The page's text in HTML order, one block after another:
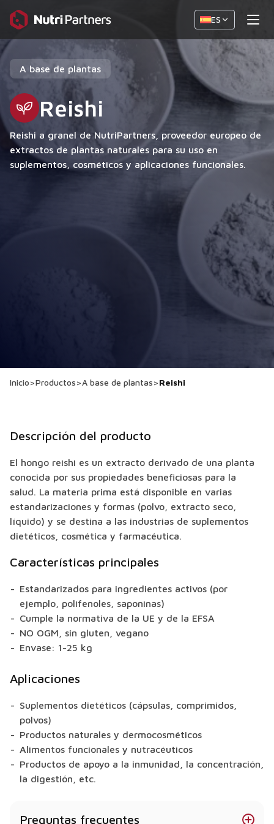
ES
A base de plantas
Reishi
Reishi a granel de NutriPartners, proveedor europeo de
extractos de plantas naturales para su uso en
suplementos, cosméticos y aplicaciones funcionales.
Inicio>Productos>A base de plantas>Reishi
Descripción del producto
El hongo reishi es un extracto derivado de una planta
conocida por sus propiedades beneficiosas para la
salud. La materia prima está disponible en varias
estandarizaciones y formas (polvo, extracto seco,
líquido) y se destina a las industrias de suplementos
dietéticos, cosmética y farmacéutica.
Características principales
Estandarizados para ingredientes activos (por
ejemplo, polifenoles, saponinas)
Cumple la normativa de la UE y de la EFSA
NO OGM, sin gluten, vegano
Envase: 1-25 kg
Aplicaciones
Suplementos dietéticos (cápsulas, comprimidos,
polvos)
Productos naturales y dermocosméticos
Alimentos funcionales y nutracéuticos
Productos de apoyo a la inmunidad, la concentración,
la digestión, etc.
Preguntas frecuentes